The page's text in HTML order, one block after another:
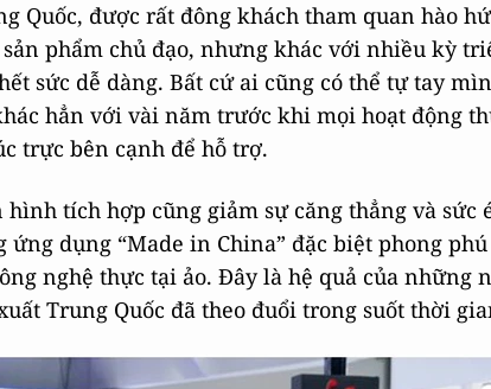
Quốc, được rất đông khách tham quan hào
phẩm chủ đạo, nhưng khác với nhiều kỳ
sức dễ dàng. Bất cứ ai cũng có thể tự tay
hẳn với vài năm trước khi mọi hoạt động
trực bên cạnh để hỗ trợ.
hình tích hợp cũng giảm sự căng thẳng và sức
dụng “Made in China” đặc biệt phong phú
nghệ thực tại ảo. Đây là hệ quả của những
Trung Quốc đã theo đuổi trong suốt thời